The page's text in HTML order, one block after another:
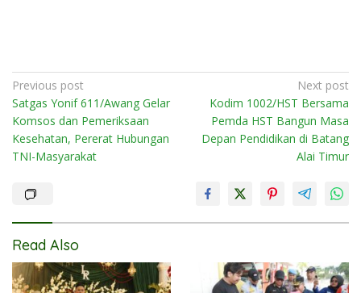
Post
navigation
Previous post
Satgas Yonif 611/Awang Gelar
Komsos dan Pemeriksaan
Kesehatan, Pererat Hubungan
TNI-Masyarakat
Next post
Kodim 1002/HST Bersama
Pemda HST Bangun Masa
Depan Pendidikan di Batang
Alai Timur
Read Also